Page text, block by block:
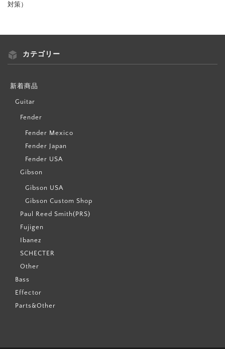
対策）
カテゴリー
新着商品
Guitar
Fender
Fender Mexico
Fender Japan
Fender USA
Gibson
Gibson USA
Gibson Custom Shop
Paul Reed Smith(PRS)
Fujigen
Ibanez
SCHECTER
Other
Bass
Effector
Parts&Other